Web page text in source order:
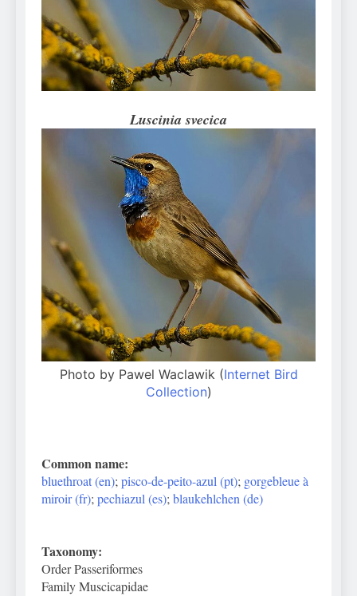
Can Bulldogs Play Fetch?
And How to Train Them!
7 Năm Ago
How Often Do I Need to
Groom My Bulldog
Luscinia svecica
Photo by Pawel Waclawik (Internet Bird
Collection)
Common name:
bluethroat (en);pisco-de-peito-azul (pt); gorgebleue à
miroir (fr);pechiazul (es);blaukehlchen (de)
Taxonomy:
Order Passeriformes
Family Muscicapidae